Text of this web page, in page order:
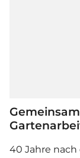
40 Jahre